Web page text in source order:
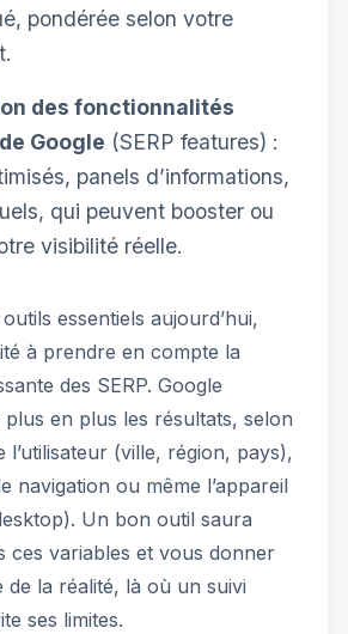
pondérée selon votre
des fonctionnalités
Google (SERP features) :
panels d’informations,
qui peuvent booster ou
visibilité réelle.
essentiels aujourd’hui,
à prendre en compte la
des SERP. Google
plus en plus les résultats, selon
l’utilisateur (ville, région, pays),
navigation ou même l’appareil
Un bon outil saura
ces variables et vous donner
de la réalité, là où un suivi
ses limites.